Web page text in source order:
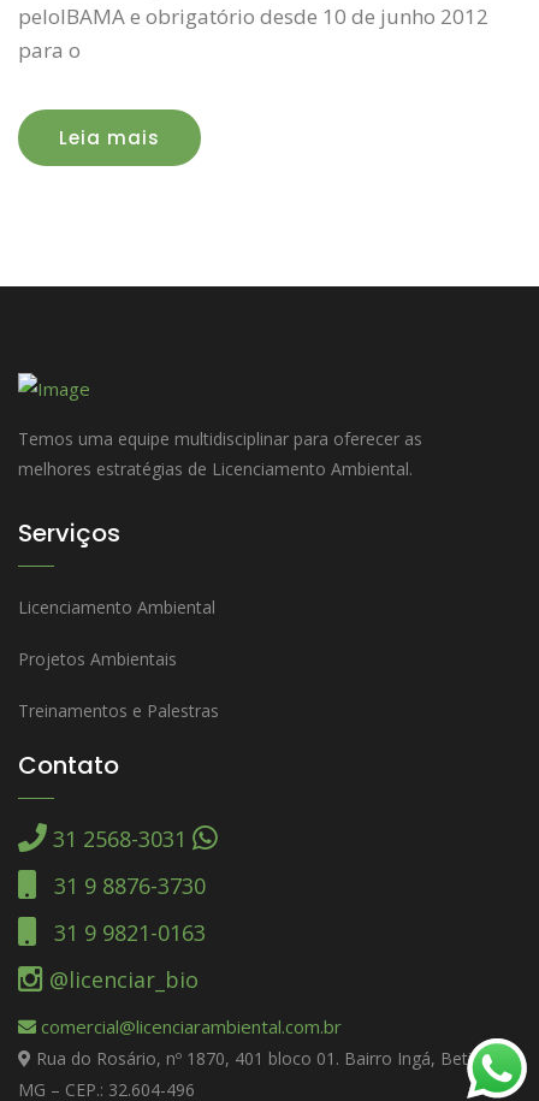
peloIBAMA e obrigatório desde 10 de junho 2012
para o
Leia mais
Temos uma equipe multidisciplinar para oferecer as
melhores estratégias de Licenciamento Ambiental.
Serviços
Licenciamento Ambiental
Projetos Ambientais
Treinamentos e Palestras
Contato
31 2568-3031
31 9 8876-3730
31 9 9821-0163
@licenciar_bio
comercial@licenciarambiental.com.br
Rua do Rosário, nº 1870, 401 bloco 01. Bairro Ingá, Betim –
MG – CEP.: 32.604-496